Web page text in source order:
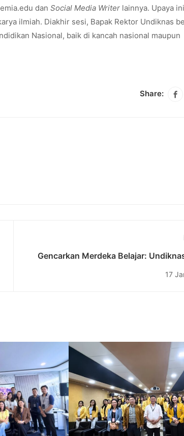
dan Social Media Writer lainnya. Upaya
ilmiah. Diakhir sesi, Bapak Rektor Undiknas
Nasional, baik di kancah nasional maupun
Share:
Gencarkan Merdeka Belajar:
17